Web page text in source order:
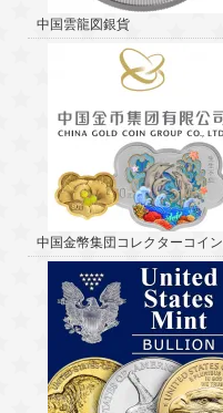
中国雲龍図銀貨
中国金幣集団コレクターコイン